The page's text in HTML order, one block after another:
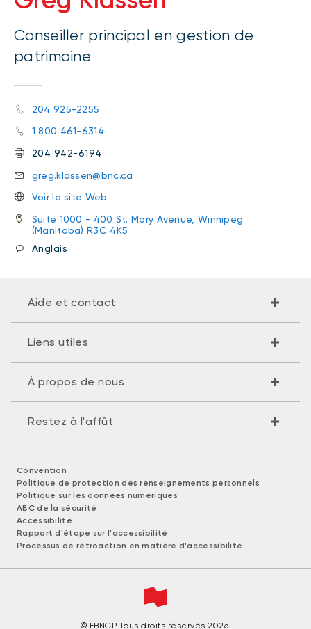
Conseiller principal en gestion de
patrimoine
204 925-2255
1 800 461-6314
204 942-6194
greg.klassen@bnc.ca
Voir le site Web
Suite 1000 - 400 St. Mary Avenue, Winnipeg
(Manitoba) R3C 4K5
Anglais
Aide et contact
Liens utiles
À propos de nous
Restez à l'affût
Convention
Politique de protection des renseignements personnels
Politique sur les données numériques
ABC de la sécurité
Accessibilité
Rapport d'étape sur l'accessibilité
Processus de rétroaction en matière d'accessibilité
© FBNGP Tous droits réservés 2026.